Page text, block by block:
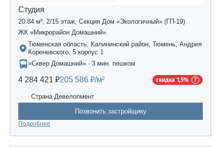
Студия
20.84 м², 2/15 этаж, Секция Дом «Экологичный» (ГП-19)
ЖК «Микрорайон Домашний»
Тюменская область, Калининский район, Тюмень, Андрея
Кореневского, 5 корпус 1
«Сквер Домашний» · 3 мин. пешком
4 284 421 ₽205 586 ₽/м² скидка 1,5%
Страна Девелопмент
Позвонить застройщику
Подробнее